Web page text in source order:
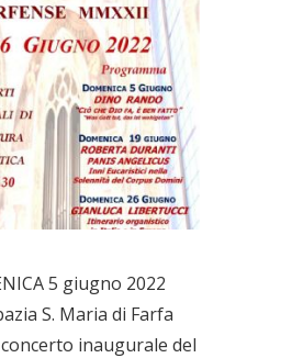
06/2022 al5 giugno 2022
S. Maria di Farfa
inaugurale del